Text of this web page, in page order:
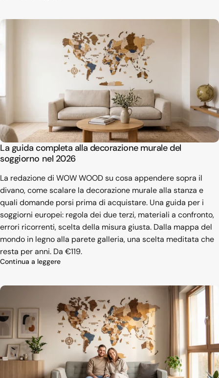
La guida completa alla decorazione murale del
soggiorno nel 2026
La redazione di WOW WOOD su cosa appendere sopra il
divano, come scalare la decorazione murale alla stanza e
quali domande porsi prima di acquistare. Una guida per i
soggiorni europei: regola dei due terzi, materiali a confronto,
errori ricorrenti, scelta della misura giusta. Dalla mappa del
mondo in legno alla parete galleria, una scelta meditata che
resta per anni. Da €119.
Continua a leggeresu La guida completa alla decorazione murale